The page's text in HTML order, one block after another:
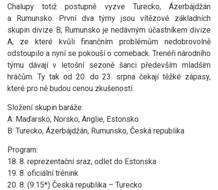
Chalupy totiž postupně vyzve Turecko, Ázerbájdžán
a Rumunsko. První dva týmy jsou vítězové základních
skupin divize B, Rumunsko je nedávným účastníkem divize
A, ze které kvůli finančním problémům nedobrovolně
odstoupilo a nyní se pokouší o comeback. Trenéři národního
týmu dávají v letošní sezoně šanci především mladším
hráčům. Ty tak od 20. do 23. srpna čekají těžké zápasy,
které pro ně budou cenou zkušeností.
Složení skupin baráže:
A: Maďarsko, Norsko, Anglie, Estonsko
B: Turecko, Ázerbájdžán, Rumunsko, Česká republika
Program:
18. 8. reprezentační sraz, odlet do Estonska
19. 8. oficiální trénink
20. 8. (9:15*) Česká republika – Turecko